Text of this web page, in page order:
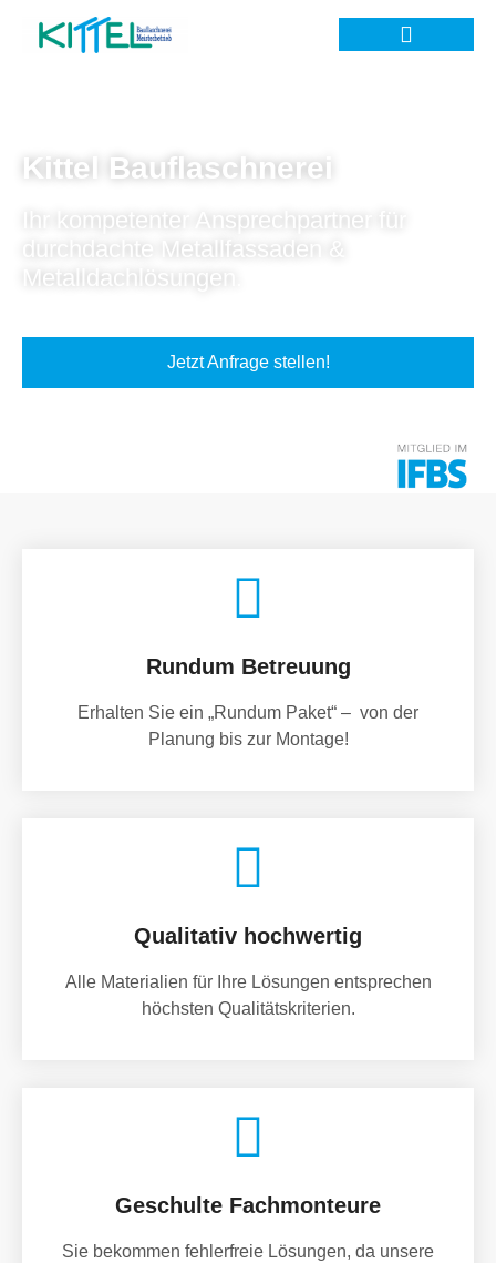
Kittel Bauflaschnerei
Ihr kompetenter Ansprechpartner für
durchdachte Metallfassaden &
Metalldachlösungen.
Jetzt Anfrage stellen!
Rundum Betreuung
Erhalten Sie ein „Rundum Paket“ – von der
Planung bis zur Montage!
Qualitativ hochwertig
Alle Materialien für Ihre Lösungen entsprechen
höchsten Qualitätskriterien.
Geschulte Fachmonteure
Sie bekommen fehlerfreie Lösungen, da unsere